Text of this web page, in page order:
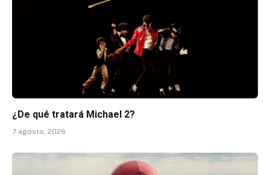
¿De qué tratará Michael 2?
7 agosto, 2026